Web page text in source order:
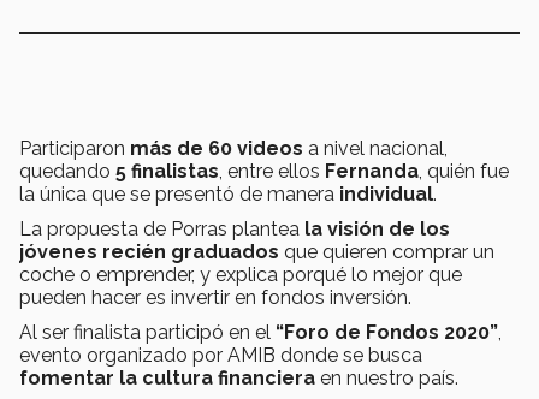
Participaron más de 60 videos a nivel nacional,
quedando 5 finalistas , entre ellos Fernanda , quién fue
la única que se presentó de manera individual.
La propuesta de Porras plantea la visión de los
jóvenes recién graduados que quieren comprar un
coche o emprender, y explica porqué lo mejor que
pueden hacer es invertir en fondos inversión.
Al ser finalista participó en el “Foro de Fondos 2020”
evento organizado por AMIB donde se busca
fomentar la cultura financiera en nuestro país.